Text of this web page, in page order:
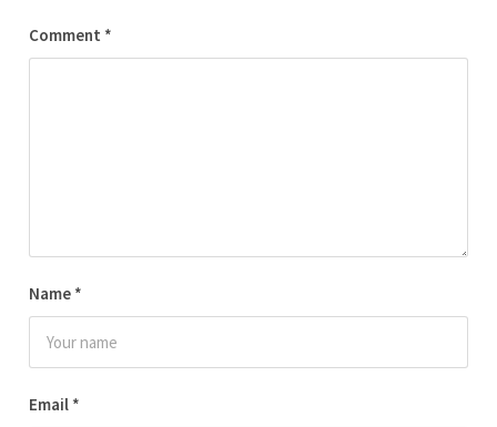
Comment *
Name *
Email *